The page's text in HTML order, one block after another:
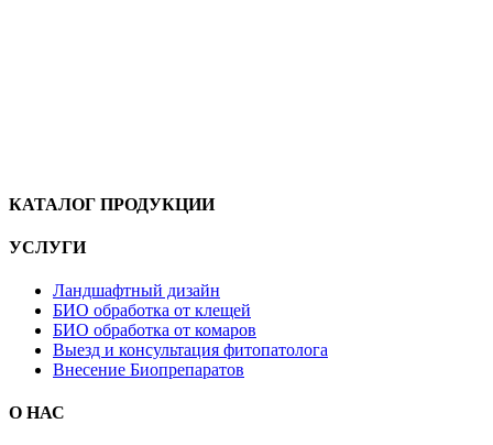
КАТАЛОГ ПРОДУКЦИИ
УСЛУГИ
Ландшафтный дизайн
БИО обработка от клещей
БИО обработка от комаров
Выезд и консультация фитопатолога
Внесение Биопрепаратов
О НАС